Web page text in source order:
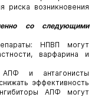
риска возникновения
со следующими
НПВП могут
варфарина и
АПФ и антагонисты
эффективность
АПФ могут